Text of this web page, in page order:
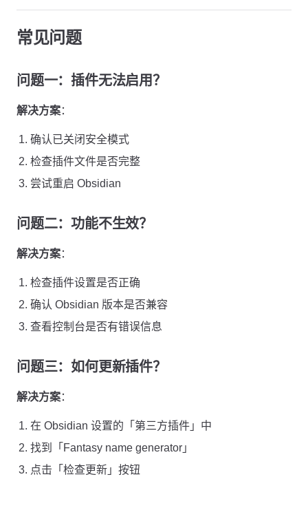
常见问题
问题一：插件无法启用？
解决方案：
确认已关闭安全模式
检查插件文件是否完整
尝试重启 Obsidian
问题二：功能不生效？
解决方案：
检查插件设置是否正确
确认 Obsidian 版本是否兼容
查看控制台是否有错误信息
问题三：如何更新插件？
解决方案：
在 Obsidian 设置的「第三方插件」中
找到「Fantasy name generator」
点击「检查更新」按钮